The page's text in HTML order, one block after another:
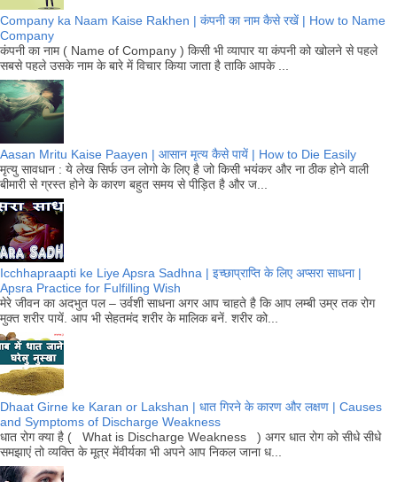
Company ka Naam Kaise Rakhen | कंपनी का नाम कैसे रखें | How to Name
Company
कंपनी का नाम ( Name of Company ) किसी भी व्यापार या कंपनी को खोलने से पहले
सबसे पहले उसके नाम के बारे में विचार किया जाता है ताकि आपके ...
Aasan Mritu Kaise Paayen | आसान मृत्य कैसे पायें | How to Die Easily
मृत्यु सावधान : ये लेख सिर्फ उन लोगो के लिए है जो किसी भयंकर और ना ठीक होने वाली
बीमारी से ग्रस्त होने के कारण बहुत समय से पीड़ित है और ज...
Icchhapraapti ke Liye Apsra Sadhna | इच्छाप्राप्ति के लिए अप्सरा साधना |
Apsra Practice for Fulfilling Wish
मेरे जीवन का अदभुत पल – उर्वशी साधना अगर आप चाहते है कि आप लम्बी उम्र तक रोग
मुक्त शरीर पायें. आप भी सेहतमंद शरीर के मालिक बनें. शरीर को...
Dhaat Girne ke Karan or Lakshan | धात गिरने के कारण और लक्षण | Causes
and Symptoms of Discharge Weakness
धात रोग क्या है ( What is Discharge Weakness ) अगर धात रोग को सीधे सीधे
समझाएं तो व्यक्ति के मूत्र मेंवीर्यका भी अपने आप निकल जाना ध...